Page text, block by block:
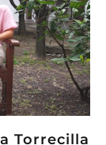
Torrecilla